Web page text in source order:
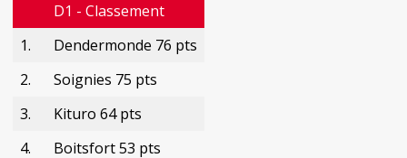
D1 - Classement
1.
Dendermonde 76 pts
2.
Soignies 75 pts
3.
Kituro 64 pts
4.
Boitsfort 53 pts